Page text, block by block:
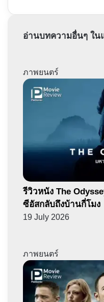
อ่านบทความอื่นๆ ใ
ภาพยนตร์
รีวิวหนัง The
ซีอัสกลับถึงบ้านกี่โมง
19 July 2026
ภาพยนตร์